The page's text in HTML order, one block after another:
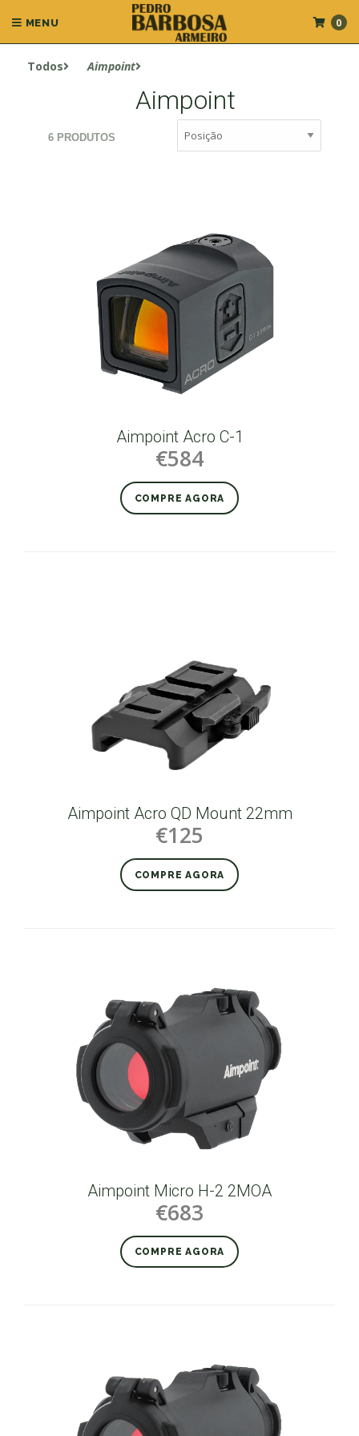
MENU 0
Todos Aimpoint
Aimpoint
6 PRODUTOS
Aimpoint Acro C-1
€584
COMPRE AGORA
Aimpoint Acro QD Mount 22mm
€125
COMPRE AGORA
Aimpoint Micro H-2 2MOA
€683
COMPRE AGORA